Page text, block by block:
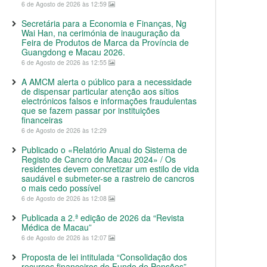
6 de Agosto de 2026 às 12:59
Secretária para a Economia e Finanças, Ng
Wai Han, na cerimónia de inauguração da
Feira de Produtos de Marca da Província de
Guangdong e Macau 2026.
6 de Agosto de 2026 às 12:55
A AMCM alerta o público para a necessidade
de dispensar particular atenção aos sítios
electrónicos falsos e informações fraudulentas
que se fazem passar por instituições
financeiras
6 de Agosto de 2026 às 12:29
Publicado o «Relatório Anual do Sistema de
Registo de Cancro de Macau 2024» / Os
residentes devem concretizar um estilo de vida
saudável e submeter-se a rastreio de cancros
o mais cedo possível
6 de Agosto de 2026 às 12:08
Publicada a 2.ª edição de 2026 da “Revista
Médica de Macau”
6 de Agosto de 2026 às 12:07
Proposta de lei intitulada “Consolidação dos